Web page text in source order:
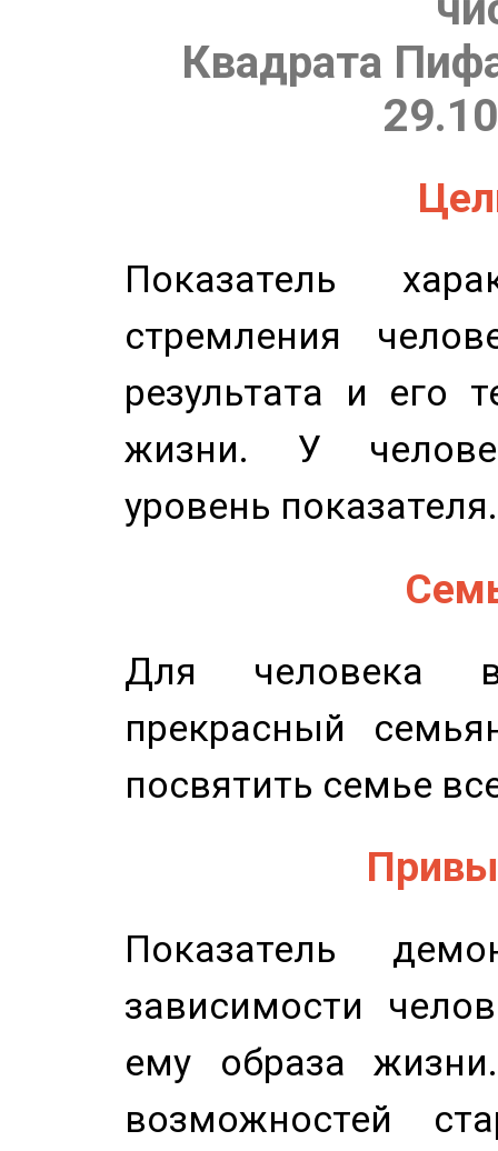
Квадрата
Показатель
стремления
результата и его
жизни. У
уровень показателя.
Для человека
прекрасный
посвятить семье
Показатель
зависимости
ему образа
возможностей